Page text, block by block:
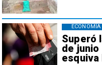
Superó
de junio
ECONOMÍA